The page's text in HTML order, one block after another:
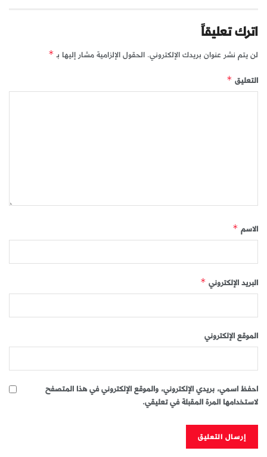
اترك تعليقاً
لن يتم نشر عنوان بريدك الإلكتروني. الحقول الإلزامية مشار إليها بـ *
التعليق *
الاسم *
البريد الإلكتروني *
الموقع الإلكتروني
احفظ اسمي، بريدي الإلكتروني، والموقع الإلكتروني في هذا المتصفح
لاستخدامها المرة المقبلة في تعليقي.